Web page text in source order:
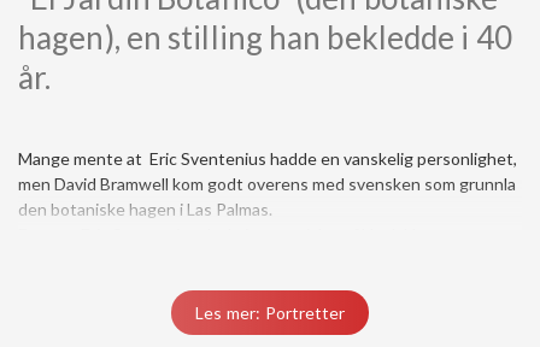
hagen), en stilling han bekledde i 40
år.
Mange mente at Eric Sventenius hadde en vanskelig personlighet,
men David Bramwell kom godt overens med svensken som grunnla
den botaniske hagen i Las Palmas.
Du må være medlem for å få tilgang til dette innholdet.
Les mer: Portretter